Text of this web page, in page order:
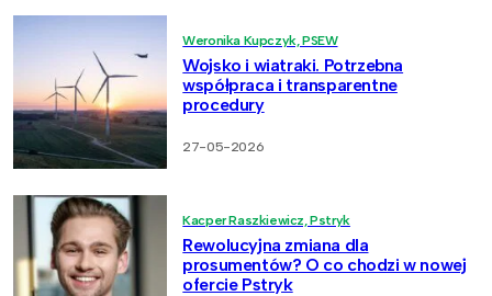
Weronika Kupczyk, PSEW
Wojsko i wiatraki. Potrzebna
współpraca i transparentne
procedury
27-05-2026
Kacper Raszkiewicz, Pstryk
Rewolucyjna zmiana dla
prosumentów? O co chodzi w nowej
ofercie Pstryk